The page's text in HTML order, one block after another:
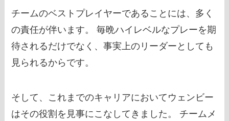
チームのベストプレイヤーであることには、多く
の責任が伴います。 毎晩ハイレベルなプレーを期
待されるだけでなく、事実上のリーダーとしても
見られるからです。
そして、これまでのキャリアにおいてウェンビー
はその役割を見事にこなしてきました。 チームメ